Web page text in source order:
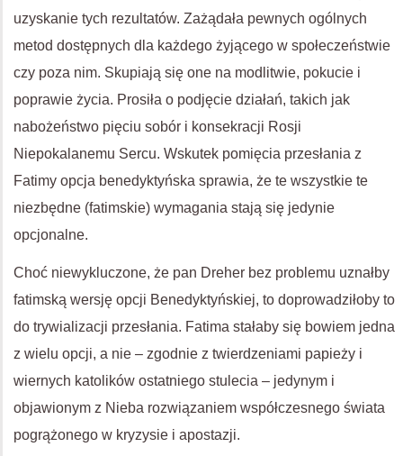
uzyskanie tych rezultatów. Zażądała pewnych ogólnych
metod dostępnych dla każdego żyjącego w społeczeństwie
czy poza nim. Skupiają się one na modlitwie, pokucie i
poprawie życia. Prosiła o podjęcie działań, takich jak
nabożeństwo pięciu sobór i konsekracji Rosji
Niepokalanemu Sercu. Wskutek pomięcia przesłania z
Fatimy opcja benedyktyńska sprawia, że te wszystkie te
niezbędne (fatimskie) wymagania stają się jedynie
opcjonalne.
Choć niewykluczone, że pan Dreher bez problemu uznałby
fatimską wersję opcji Benedyktyńskiej, to doprowadziłoby to
do trywializacji przesłania. Fatima stałaby się bowiem jedna
z wielu opcji, a nie – zgodnie z twierdzeniami papieży i
wiernych katolików ostatniego stulecia – jedynym i
objawionym z Nieba rozwiązaniem współczesnego świata
pogrążonego w kryzysie i apostazji.